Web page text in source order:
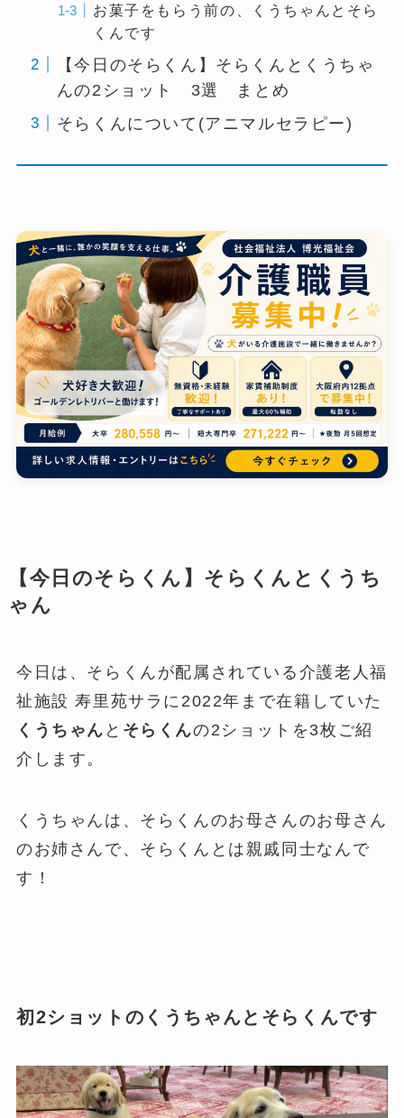
お菓子をもらう前の、くうちゃんとそら
くんです
【今日のそらくん】そらくんとくうちゃ
んの2ショット 3選 まとめ
そらくんについて(アニマルセラピー)
【今日のそらくん】そらくんとくうち
ゃん
今日は、そらくんが配属されている介護老人福
祉施設 寿里苑サラに2022年まで在籍していた
くうちゃん と そらくんの2ショットを3枚ご紹
介します。
くうちゃんは、そらくんのお母さんのお母さん
のお姉さんで、そらくんとは親戚同士なんで
す！
初2ショットのくうちゃんとそらくんです